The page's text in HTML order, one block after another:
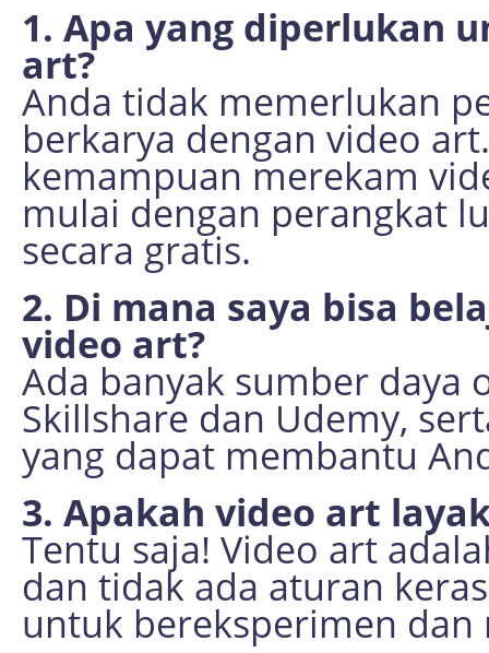
1. Apa yang diperlukan
art?
Anda tidak memerlukan
berkarya dengan video
kemampuan merekam
mulai dengan perangkat
secara gratis.
2. Di mana saya bisa
video art?
Ada banyak sumber daya
Skillshare dan Udemy,
yang dapat membantu
3. Apakah video art
Tentu saja! Video art
dan tidak ada aturan
untuk bereksperimen